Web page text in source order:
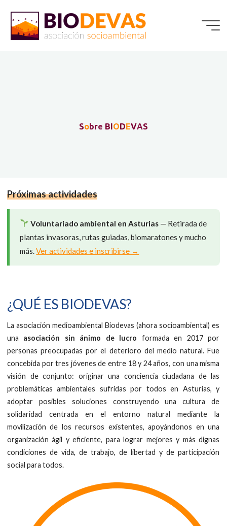
contenido
Sobre BIODEVAS
Próximas actividades
Voluntariado ambiental en Asturias— Retirada de
plantas invasoras, rutas guiadas, biomaratones y mucho
más.Ver actividades e inscribirse →
¿QUÉ ES BIODEVAS?
La asociación medioambiental Biodevas (ahora socioambiental) es
una asociación sin ánimo de lucro
formada en 2017 por
personas preocupadas por el deterioro del medio natural. Fue
concebida por tres jóvenes de entre 18 y 24 años, con una misma
visión de conjunto: originar una conciencia ciudadana de las
problemáticas ambientales sufridas por todos en Asturias, y
adoptar posibles soluciones construyendo una cultura de
solidaridad centrada en el entorno natural mediante la
movilización de los recursos existentes, apoyándonos en una
organización ágil y eficiente, para lograr mejores y más dignas
condiciones de vida, de trabajo, de libertad y de participación
social para todos.